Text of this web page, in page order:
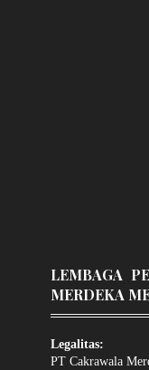
LEMBAGA
MERDEKA
Legalitas:
PT Cakrawala